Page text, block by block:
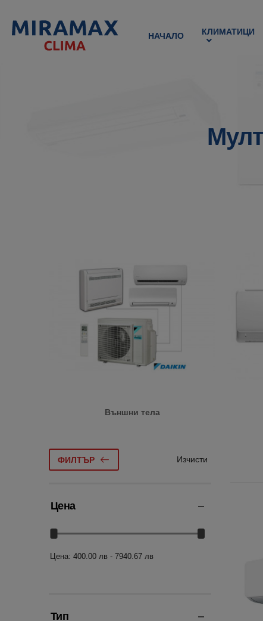
НАЧАЛО КЛИМАТИЦИ
Външни тела
ФИЛТЪР Изчисти
Цена
Цена: 400.00 лв - 7940.67 лв
Тип